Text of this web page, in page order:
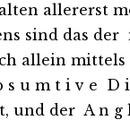
allererst
sind das der
allein mittels
s u m t i v e D
und der A n g